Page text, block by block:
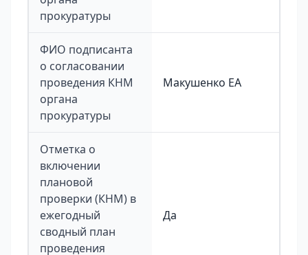
прокуратуры
ФИО подписанта
о согласовании
проведения КНМ
органа
прокуратуры
Макушенко ЕА
Отметка о
включении
плановой
проверки (КНМ) в
ежегодный
сводный план
проведения
Да